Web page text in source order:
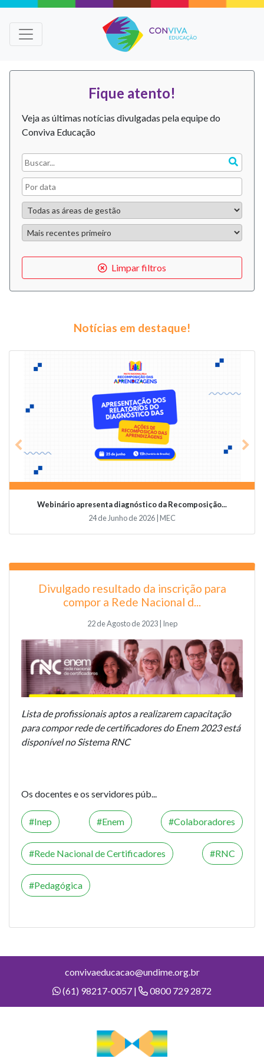
Fique atento!
Veja as últimas notícias divulgadas pela equipe do
Conviva Educação
Limpar filtros
Notícias em destaque!
Webinário apresenta diagnóstico da Recomposição...
24 de Junho de 2026 | MEC
Previous
Divulgado resultado da inscrição para
compor a Rede Nacional d...
22 de Agosto de 2023 | Inep
Lista de profissionais aptos a realizarem capacitação
para compor rede de certificadores do Enem 2023 está
disponível no Sistema RNC
Os docentes e os servidores púb...
Inep Enem Colaboradores
Rede Nacional de Certificadores RNC
Pedagógica
convivaeducacao@undime.org.br
(61) 98217-0057 |
0800 729 2872